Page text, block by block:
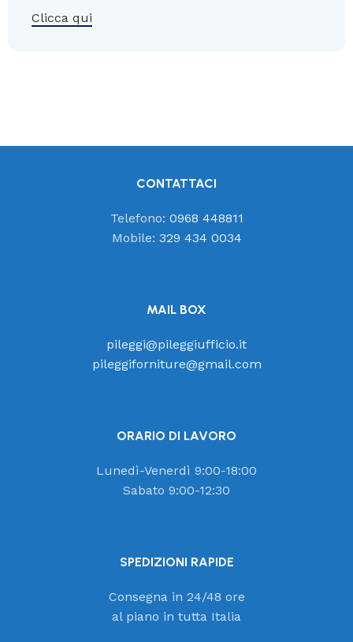
Clicca qui
CONTATTACI
Telefono: 0968 448811
Mobile: 329 434 0034
MAIL BOX
pileggi@pileggiufficio.it
pileggiforniture@gmail.com
ORARIO DI LAVORO
Lunedì-Venerdì 9:00-18:00
Sabato 9:00-12:30
SPEDIZIONI RAPIDE
Consegna in 24/48 ore
al piano in tutta Italia